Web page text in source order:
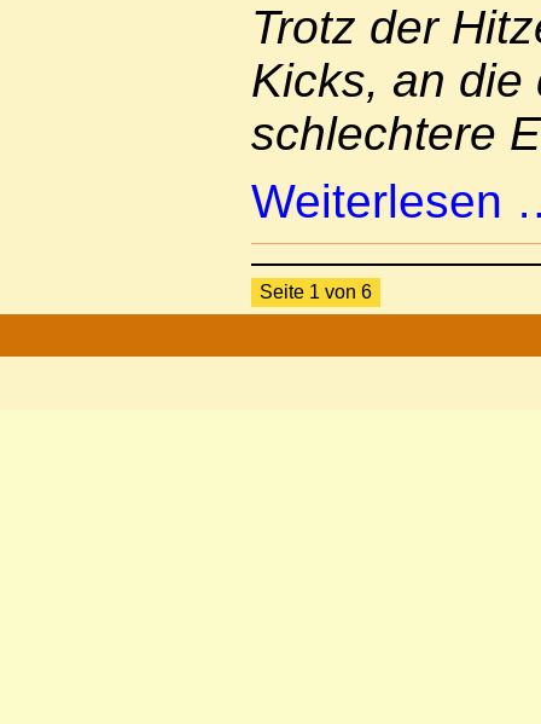
Trotz der
Kicks, an die
schlechtere
Seite 1 von 6